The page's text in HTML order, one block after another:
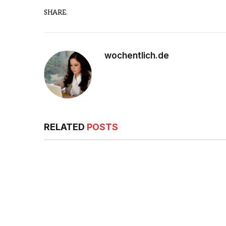
SHARE.
wochentlich.de
RELATED POSTS